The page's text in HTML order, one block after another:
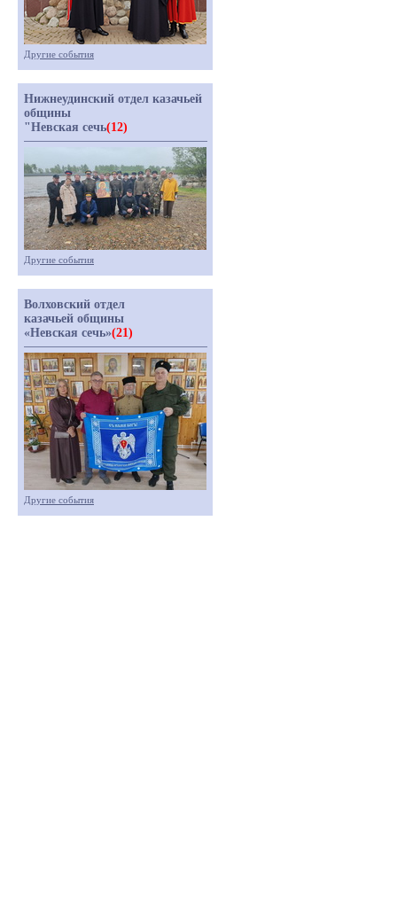
Другие события
Нижнеудинский отдел казачьей
общины
"Невская сечь(12)
Другие события
Волховский отдел
казачьей общины
«Невская сечь»(21)
Другие события